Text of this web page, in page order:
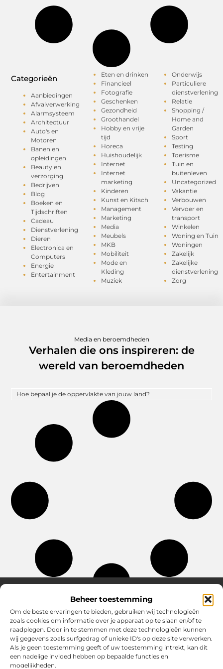
Beheer toestemming
Om de beste ervaringen te bieden, gebruiken wij technologieën
zoals cookies om informatie over je apparaat op te slaan en/of te
raadplegen. Door in te stemmen met deze technologieën kunnen
wij gegevens zoals surfgedrag of unieke ID's op deze site verwerken.
Als je geen toestemming geeft of uw toestemming intrekt, kan dit
een nadelige invloed hebben op bepaalde functies en
mogelijkheden.
Categorieën
Aanbiedingen
Afvalverwerking
Alarmsysteem
Architectuur
Auto's en
Motoren
Banen en
opleidingen
Beauty en
verzorging
Bedrijven
Blog
Boeken en
Tijdschriften
Cadeau
Dienstverlening
Dieren
Electronica en
Computers
Energie
Entertainment
Eten en drinken
Financieel
Fotografie
Geschenken
Gezondheid
Groothandel
Hobby en vrije
tijd
Horeca
Huishoudelijk
Internet
Internet
marketing
Kinderen
Kunst en Kitsch
Management
Marketing
Media
Meubels
MKB
Mobiliteit
Mode en
Kleding
Muziek
Onderwijs
Particuliere
dienstverlening
Relatie
Shopping /
Home and
Garden
Sport
Testing
Toerisme
Tuin en
buitenleven
Uncategorized
Vakantie
Verbouwen
Vervoer en
transport
Winkelen
Woning en Tuin
Woningen
Zakelijk
Zakelijke
dienstverlening
Zorg
Media en beroemdheden
Verhalen die ons inspireren: de
wereld van beroemdheden
Hoe bepaal je de oppervlakte van jouw land?
Over Chobmak
Jouw gids voor inspiratie en tips uit het dagelijks leven.
Ontdek een brede verzameling blogs en artikelen die je helpen
om het meeste uit elke dag te halen, met praktische adviezen
en verrassende inzichten.